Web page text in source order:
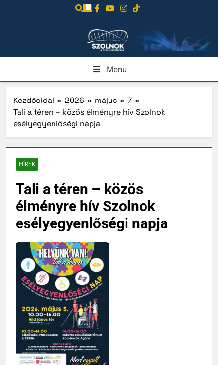
Menu
Kezdőoldal 2026 május
7
Tali a téren – közös élményre hív Szolnok
esélyegyenlőségi napja
HÍREK
Tali a téren – közös
élményre hív Szolnok
esélyegyenlőségi napja